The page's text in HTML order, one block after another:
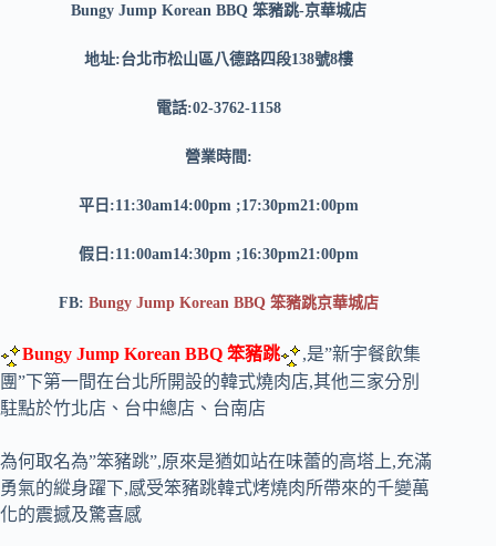
Bungy Jump Korean BBQ 笨豬跳-京華城店
地址:台北市松山區八德路四段138號8樓
電話:02-3762-1158
營業時間:
平日:11:30am14:00pm ;17:30pm21:00pm
假日:11:00am14:30pm ;16:30pm21:00pm
FB: Bungy Jump Korean BBQ 笨豬跳京華城店
Bungy Jump Korean BBQ 笨豬跳
,是”新宇餐飲集
團”下第一間在台北所開設的韓式燒肉店,其他三家分別
駐點於竹北店、台中總店、台南店
為何取名為”笨豬跳”,原來是猶如站在味蕾的高塔上,充滿
勇氣的縱身躍下,感受笨豬跳韓式烤燒肉所帶來的千變萬
化的震撼及驚喜感